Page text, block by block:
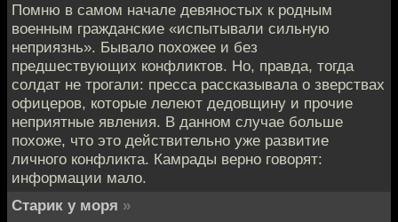
Помню в самом начале девяностых к родным
военным гражданские «испытывали сильную
неприязнь». Бывало похожее и без
предшествующих конфликтов. Но, правда, тогда
солдат не трогали: пресса рассказывала о зверствах
офицеров, которые лелеют дедовщину и прочие
неприятные явления. В данном случае больше
похоже, что это действительно уже развитие
личного конфликта. Камрады верно говорят:
информации мало.
Старик у моря »